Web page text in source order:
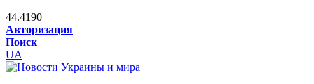
44.4190
Авторизация
Поиск
UA